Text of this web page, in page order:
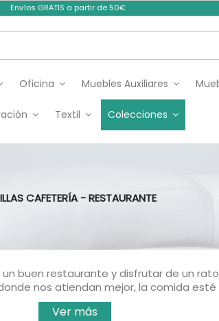
Envíos GRATIS a partir de 50€
Oficina Muebles Auxiliares
Textil Colecciones
CAFETERÍA - RESTAURANTE
buen restaurante y disfrutar de un
nos atiendan mejor, la comida
Ver más